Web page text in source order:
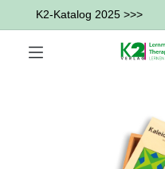
K2-Katalog 2025 >>>